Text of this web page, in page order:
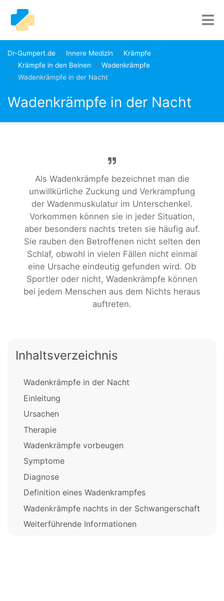
Dr-Gumpert.de Innere Medizin
Krämpfe
Krämpfe in den Beinen
Wadenkrämpfe
Wadenkrämpfe in der Nacht
Wadenkrämpfe in der Nacht
Als Wadenkrämpfe bezeichnet man die
unwillkürliche Zuckung und Verkrampfung
der Wadenmuskulatur im Unterschenkel.
Vorkommen können sie in jeder Situation,
aber besonders nachts treten sie häufig auf.
Sie rauben den Betroffenen nicht selten den
Schlaf, obwohl in vielen Fällen nicht einmal
eine Ursache eindeutig gefunden wird. Ob
Sportler oder nicht, Wadenkrämpfe können
bei jedem Menschen aus dem Nichts heraus
auftreten.
Inhaltsverzeichnis
Wadenkrämpfe in der Nacht
Einleitung
Ursachen
Therapie
Wadenkrämpfe vorbeugen
Symptome
Diagnose
Definition eines Wadenkrampfes
Wadenkrämpfe nachts in der Schwangerschaft
Weiterführende Informationen